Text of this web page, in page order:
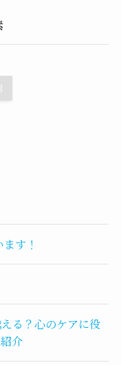
す！
る？心のケアに役
介